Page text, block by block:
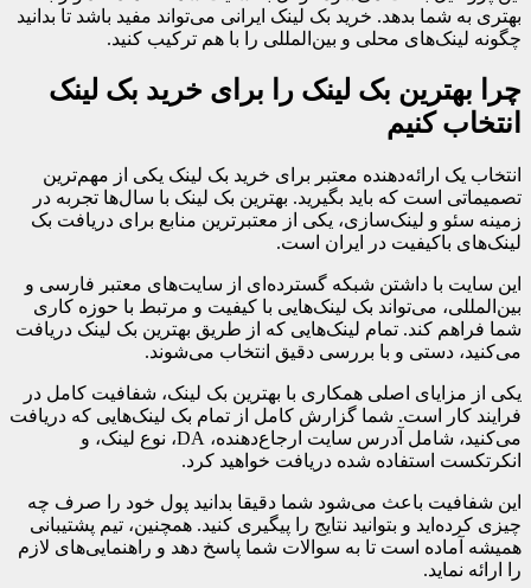
بهتری به شما بدهد. خرید بک لینک ایرانی می‌تواند مفید باشد تا بدانید
چگونه لینک‌های محلی و بین‌المللی را با هم ترکیب کنید.
چرا بهترین بک لینک را برای خرید بک لینک
انتخاب کنیم
انتخاب یک ارائه‌دهنده معتبر برای خرید بک لینک یکی از مهم‌ترین
تصمیماتی است که باید بگیرید. بهترین بک لینک با سال‌ها تجربه در
زمینه سئو و لینک‌سازی، یکی از معتبرترین منابع برای دریافت بک
لینک‌های باکیفیت در ایران است.
این سایت با داشتن شبکه گسترده‌ای از سایت‌های معتبر فارسی و
بین‌المللی، می‌تواند بک لینک‌هایی با کیفیت و مرتبط با حوزه کاری
شما فراهم کند. تمام لینک‌هایی که از طریق بهترین بک لینک دریافت
می‌کنید، دستی و با بررسی دقیق انتخاب می‌شوند.
یکی از مزایای اصلی همکاری با بهترین بک لینک، شفافیت کامل در
فرایند کار است. شما گزارش کامل از تمام بک لینک‌هایی که دریافت
می‌کنید، شامل آدرس سایت ارجاع‌دهنده، DA، نوع لینک، و
انکرتکست استفاده شده دریافت خواهید کرد.
این شفافیت باعث می‌شود شما دقیقا بدانید پول خود را صرف چه
چیزی کرده‌اید و بتوانید نتایج را پیگیری کنید. همچنین، تیم پشتیبانی
همیشه آماده است تا به سوالات شما پاسخ دهد و راهنمایی‌های لازم
را ارائه نماید.